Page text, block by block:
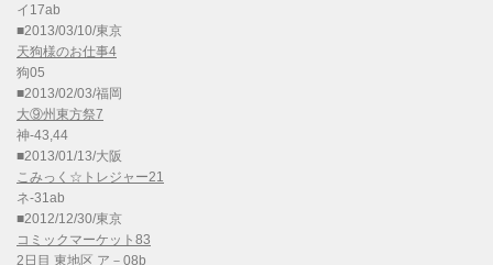
イ17ab
■2013/03/10/東京
天狗様のお仕事4
狗05
■2013/02/03/福岡
大⑨州東方祭7
神-43,44
■2013/01/13/大阪
こみっく☆トレジャー21
ネ-31ab
■2012/12/30/東京
コミックマーケット83
2日目 東地区 ア－08b